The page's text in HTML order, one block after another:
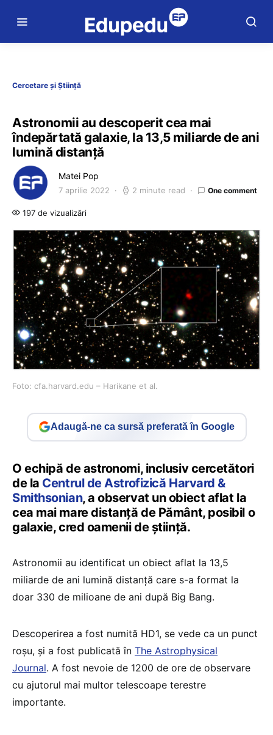
Cercetare și Știință
Astronomii au descoperit cea mai
îndepărtată galaxie, la 13,5 miliarde de ani
lumină distanță
Matei Pop
7 aprilie 2022 2 minute read One comment
197 de vizualizări
Foto: cfa.harvard.edu – Harikane et al.
Adaugă-ne ca sursă preferată în Google
O echipă de astronomi, inclusiv cercetători
de la Centrul de Astrofizică Harvard &
Smithsonian, a observat un obiect aflat la
cea mai mare distanță de Pământ, posibil o
galaxie, cred oamenii de știință.
Astronomii au identificat un obiect aflat la 13,5
miliarde de ani lumină distanță care s-a format la
doar 330 de milioane de ani după Big Bang.
Descoperirea a fost numită HD1, se vede ca un punct
roșu, și a fost publicată în The Astrophysical
Journal. A fost nevoie de 1200 de ore de observare
cu ajutorul mai multor telescoape terestre
importante.